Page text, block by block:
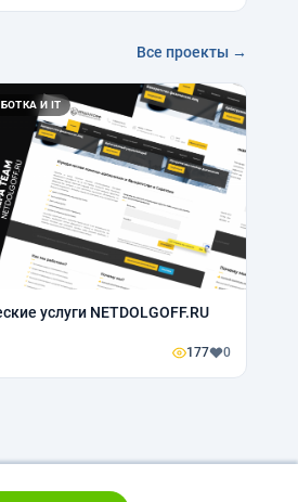
Все проекты →
И IT
услуги NETDOLGOFF.RU
177 0